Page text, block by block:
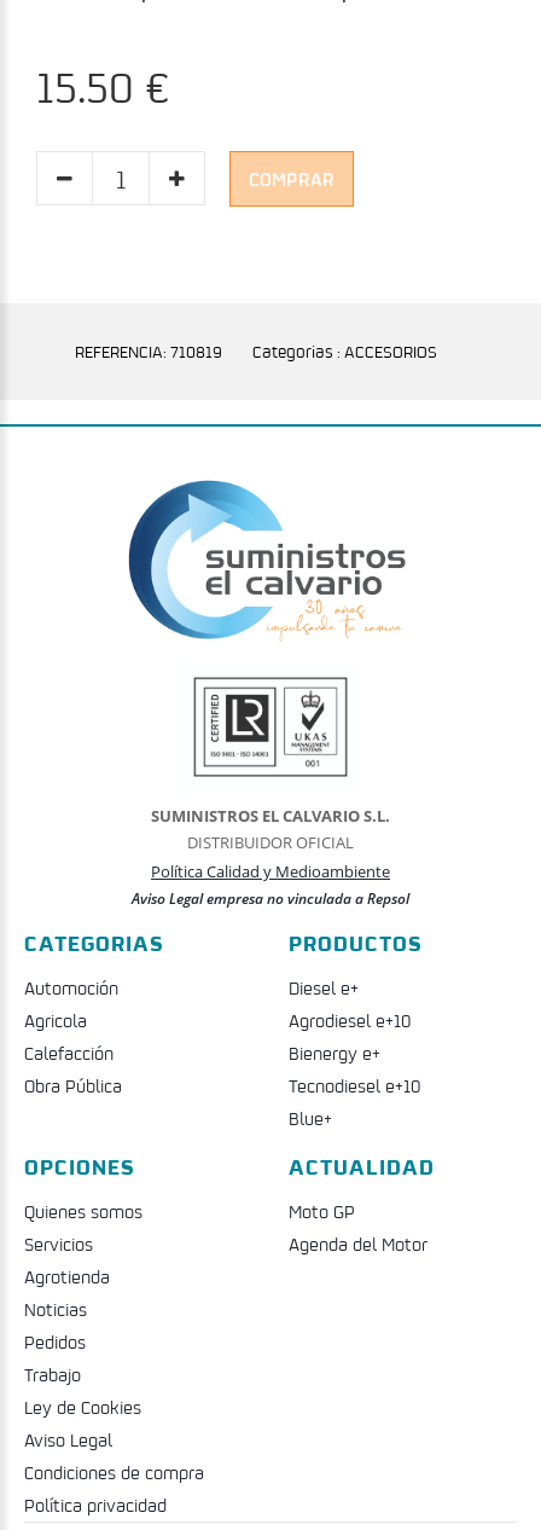
15.50 €
COMPRAR
REFERENCIA: 710819 Categorias : ACCESORIOS
SUMINISTROS EL CALVARIO S.L.
DISTRIBUIDOR OFICIAL
Política Calidad y Medioambiente
Aviso Legal empresa no vinculada a Repsol
CATEGORIAS
Automoción
Agricola
Calefacción
Obra Pública
PRODUCTOS
Diesel e+
Agrodiesel e+10
Bienergy e+
Tecnodiesel e+10
Blue+
OPCIONES
Quienes somos
Servicios
Agrotienda
Noticias
Pedidos
Trabajo
Ley de Cookies
Aviso Legal
Condiciones de compra
Política privacidad
ACTUALIDAD
Moto GP
Agenda del Motor